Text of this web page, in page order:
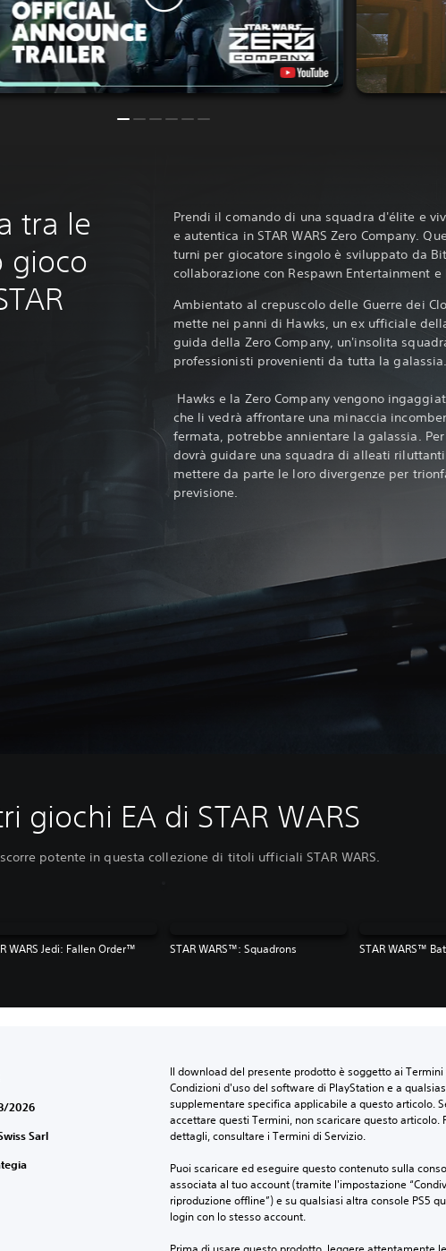
tra le
gioco
Prendi il comando di una squadra d'élite e
e autentica in STAR WARS Zero Company.
turni per giocatore singolo è sviluppato da
collaborazione con Respawn Entertainment e
Ambientato al crepuscolo delle Guerre dei
mette nei panni di Hawks, un ex ufficiale
guida della Zero Company, un'insolita
professionisti provenienti da tutta la galassia.
Hawks e la Zero Company vengono
che li vedrà affrontare una minaccia
fermata, potrebbe annientare la galassia.
dovrà guidare una squadra di alleati
mettere da parte le loro divergenze per
previsione.
giochi EA di STAR WARS
scorre potente in questa collezione di titoli ufficiali STAR WARS.
WARS Jedi: Fallen Order™ STAR WARS™: Squadrons STAR WARS™
2026
Sarl
Il download del presente prodotto è soggetto ai
Condizioni d'uso del software di PlayStation e a
supplementare specifica applicabile a questo articolo.
accettare questi Termini, non scaricare questo articolo.
dettagli, consultare i Termini di Servizio.
Puoi scaricare ed eseguire questo contenuto sulla
associata al tuo account (tramite l'impostazione
riproduzione offline”) e su qualsiasi altra console PS5
login con lo stesso account.